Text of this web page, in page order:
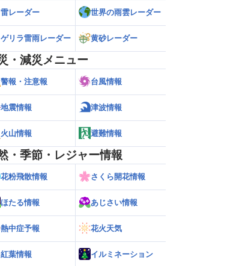
雷レーダー 世界の雨雲レーダー
ゲリラ雷雨レーダー 黄砂レーダー
・減災メニュー
警報・注意報 台風情報
地震情報 津波情報
火山情報 避難情報
・季節・レジャー情報
花粉飛散情報 さくら開花情報
ほたる情報 あじさい情報
熱中症予報 花火天気
紅葉情報 イルミネーション